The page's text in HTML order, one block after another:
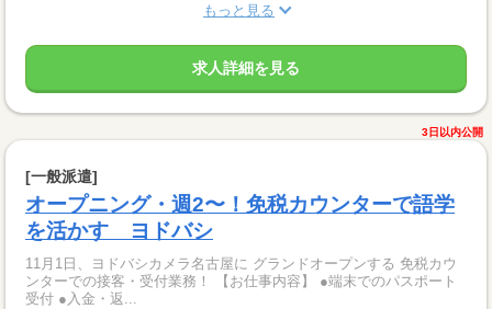
もっと見る
求人詳細を見る
3日以内公開
[一般派遣]
オープニング・週2〜！免税カウンターで語学
を活かす ヨドバシ
11月1日、ヨドバシカメラ名古屋に グランドオープンする 免税カウ
ンターでの接客・受付業務！ 【お仕事内容】 ●端末でのパスポート
受付 ●入金・返...